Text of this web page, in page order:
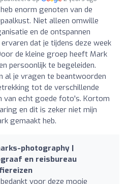
enorm genoten van de
Niet alleen omwille
en de ontspannen
dat je tijdens deze week
de kleine groep heeft Mark
persoonlijk te begeleiden.
al je vragen te beantwoorden
tot de verschillende
van echt goede foto's. Kortom
en dit is zeker niet mijn
gemaakt heb.
photography |
en reisbureau
voor deze mooie